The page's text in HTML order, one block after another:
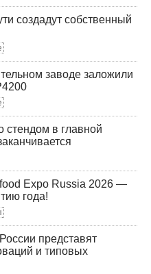
создадут собственный
заводе заложили
стендом в главной
Expo Russia 2026 —
года!
представят
и типовых